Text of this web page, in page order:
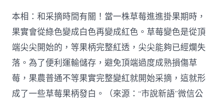
本相：和采摘時間有關！當一株草莓進進掛果期時，
果實會從綠色變成白色再變成紅色。草莓變色是從頂
端尖尖開始的，等果柄完整紅透，尖尖能夠已經爛失
落。為了便利運輸儲存，避免頂端過度成熟損傷草
莓，果農普通不等果實完整變紅就開始采摘，這就形
成了一些草莓果柄發白。（來源：“市說新語”微信公